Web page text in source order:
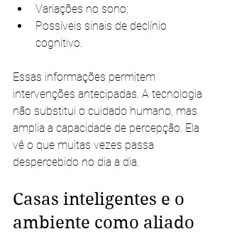
Variações no sono;
Possíveis sinais de declínio
cognitivo.
Essas informações permitem
intervenções antecipadas. A tecnologia
não substitui o cuidado humano, mas
amplia a capacidade de percepção. Ela
vê o que muitas vezes passa
despercebido no dia a dia.
Casas inteligentes e o
ambiente como aliado